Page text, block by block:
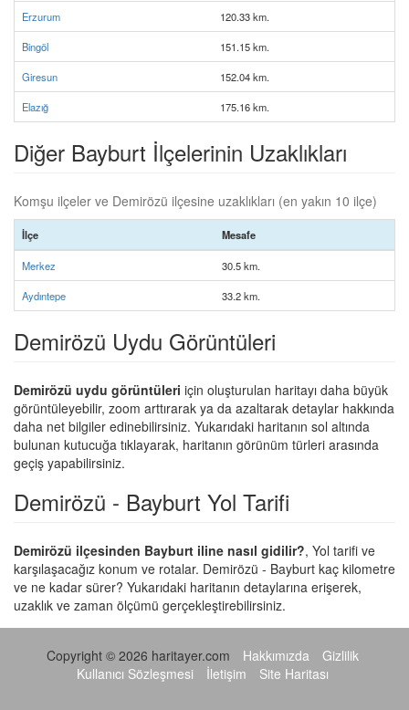
Erzurum 120.33 km.
Bingöl 151.15 km.
Giresun 152.04 km.
Elazığ 175.16 km.
Diğer Bayburt İlçelerinin Uzaklıkları
Komşu ilçeler ve Demirözü ilçesine uzaklıkları (en yakın 10 ilçe)
İlçe Mesafe
Merkez 30.5 km.
Aydıntepe 33.2 km.
Demirözü Uydu Görüntüleri
Demirözü uydu görüntüleri için oluşturulan haritayı daha büyük
görüntüleyebilir, zoom arttırarak ya da azaltarak detaylar hakkında
daha net bilgiler edinebilirsiniz. Yukarıdaki haritanın sol altında
bulunan kutucuğa tıklayarak, haritanın görünüm türleri arasında
geçiş yapabilirsiniz.
Demirözü - Bayburt Yol Tarifi
Demirözü ilçesinden Bayburt iline nasıl gidilir?, Yol tarifi ve
karşılaşacağız konum ve rotalar. Demirözü - Bayburt kaç kilometre
ve ne kadar sürer? Yukarıdaki haritanın detaylarına erişerek,
uzaklık ve zaman ölçümü gerçekleştirebilirsiniz.
Copyright © 2026 haritayer.com Hakkımızda
Gizlilik
Kullanıcı Sözleşmesi
İletişim Site Haritası